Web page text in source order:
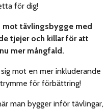
för dig!
mot tävlingsbygge med
tjejer och killar för att
mer mångfald.
mot en mer inkluderande
för förbättring!
man bygger inför tävlingar,